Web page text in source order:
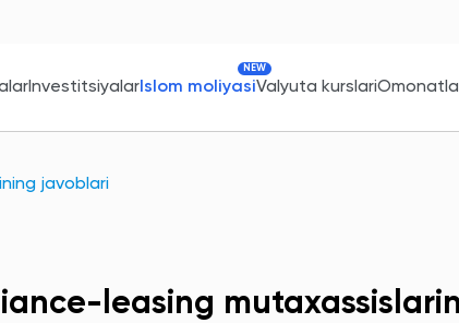
InvestitsiyalarIslom moliyasi
NEW
Valyuta kurslari
javoblari
leasing